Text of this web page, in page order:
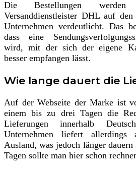
Die Bestellungen
Versanddienstleister DHL auf
Unternehmen verdeutlicht. Das
dass eine
wird, mit der sich der eigene
besser empfangen lässt.
Wie lange dauert die
Auf der Webseite der Marke ist
einem bis zu drei Tagen die
Lieferungen innerhalb
Unternehmen liefert allerdings
Ausland, was jedoch länger
Tagen sollte man hier schon